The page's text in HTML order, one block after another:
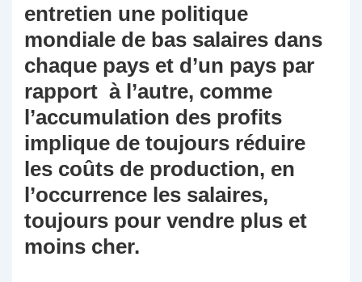
entretien une politique
mondiale de bas salaires dans
chaque pays et d’un pays par
rapport à l’autre, comme
l’accumulation des profits
implique de toujours réduire
les coûts de production, en
l’occurrence les salaires,
toujours pour vendre plus et
moins cher.